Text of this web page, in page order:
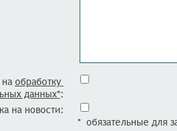
обработку
данных*:
на новости:
* обязательные для